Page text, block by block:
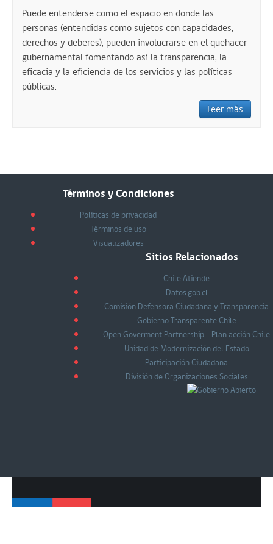
Puede entenderse como el espacio en donde las
personas (entendidas como sujetos con capacidades,
derechos y deberes), pueden involucrarse en el quehacer
gubernamental fomentando así la transparencia, la
eficacia y la eficiencia de los servicios y las políticas
públicas.
Leer más
Términos y Condiciones
Políticas de privacidad
Términos de uso
Visualizadores
Sitios Relacionados
Chile Atiende
Datos.gob.cl
Comisión Defensora Ciudadana y Transparencia
Gobierno Transparente Chile
Open Goverment Partnership - Plan acción Chile
Unidad de Modernización del Estado
Participación Ciudadana
División de Organizaciones Sociales